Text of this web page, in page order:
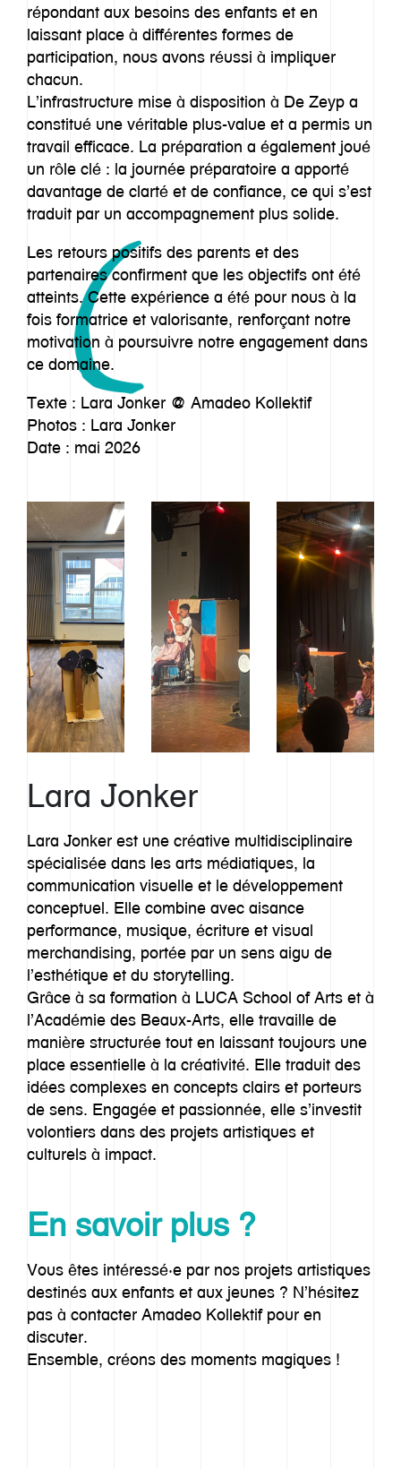
répondant aux besoins des enfants et en
laissant place à différentes formes de
participation, nous avons réussi à impliquer
chacun.
L’infrastructure mise à disposition à De Zeyp a
constitué une véritable plus-value et a permis un
travail efficace. La préparation a également joué
un rôle clé : la journée préparatoire a apporté
davantage de clarté et de confiance, ce qui s’est
traduit par un accompagnement plus solide.
Les retours positifs des parents et des
partenaires confirment que les objectifs ont été
atteints. Cette expérience a été pour nous à la
fois formatrice et valorisante, renforçant notre
motivation à poursuivre notre engagement dans
ce domaine.
Texte : Lara Jonker @ Amadeo Kollektif
Photos : Lara Jonker
Date : mai 2026
Lara Jonker
Lara Jonker est une créative multidisciplinaire
spécialisée dans les arts médiatiques, la
communication visuelle et le développement
conceptuel. Elle combine avec aisance
performance, musique, écriture et visual
merchandising, portée par un sens aigu de
l’esthétique et du storytelling.
Grâce à sa formation à LUCA School of Arts et à
l’Académie des Beaux-Arts, elle travaille de
manière structurée tout en laissant toujours une
place essentielle à la créativité. Elle traduit des
idées complexes en concepts clairs et porteurs
de sens. Engagée et passionnée, elle s’investit
volontiers dans des projets artistiques et
culturels à impact.
En savoir plus ?
Vous êtes intéressé·e par nos projets artistiques
destinés aux enfants et aux jeunes ? N’hésitez
pas à contacter Amadeo Kollektif pour en
discuter.
Ensemble, créons des moments magiques !